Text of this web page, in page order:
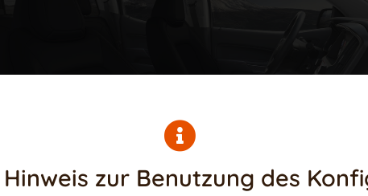
zur Benutzung des